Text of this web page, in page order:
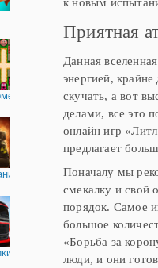
Приятная
Данная
энергией,
скучать, а вот
делами, все это
онлайн игр
предлагает
Поначалу мы
смекалку и свой
порядок. Самое
большое
«Борьба за
люди, и они